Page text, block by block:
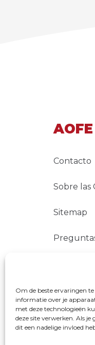
Om de beste ervaringen
informatie over je
met deze technologieën
deze site verwerken. Als
dit een nadelige invloed
Contacto
Sobre las
Sitemap